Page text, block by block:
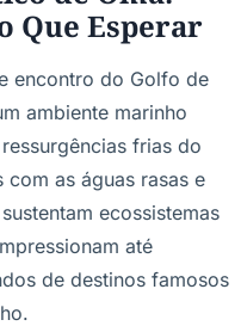
Que Esperar
encontro do Golfo de
ambiente marinho
frias do
as águas rasas e
ecossistemas
até
de destinos famosos